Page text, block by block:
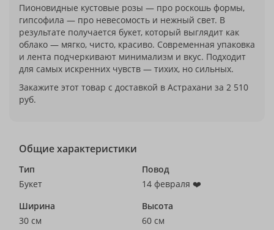
Пионовидные кустовые розы — про роскошь формы,
гипсофила — про невесомость и нежный свет. В
результате получается букет, который выглядит как
облако — мягко, чисто, красиво. Современная упаковка
и лента подчеркивают минимализм и вкус. Подходит
для самых искренних чувств — тихих, но сильных.
Закажите этот товар с доставкой в Астрахани за 2 510
руб.
Общие характеристики
Тип
Букет
Повод
14 февраля ❤️
Ширина
30 см
Высота
60 см